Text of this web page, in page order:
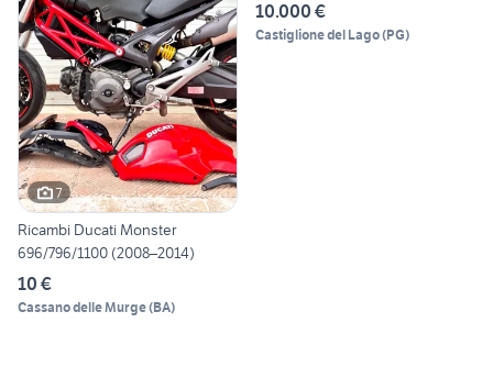
7
Ricambi Ducati Monster
696/796/1100 (2008–2014)
10 €
Cassano delle Murge(BA)
10.000 €
Castiglione del Lago(PG)